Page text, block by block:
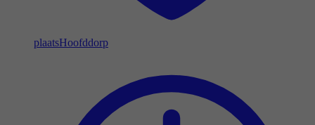
plaatsHoofddorp